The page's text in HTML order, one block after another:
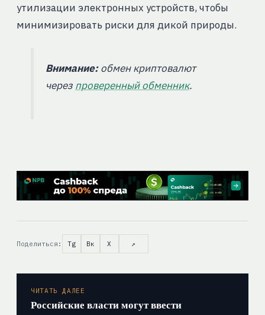
утилизации электронных устройств, чтобы
минимизировать риски для дикой природы.
Внимание:обмен криптовалют
через проверенный обменник.
Поделиться: Tg Вк X ↗
ЧИТАТЬ ДАЛЕЕ
Российские власти могут ввести